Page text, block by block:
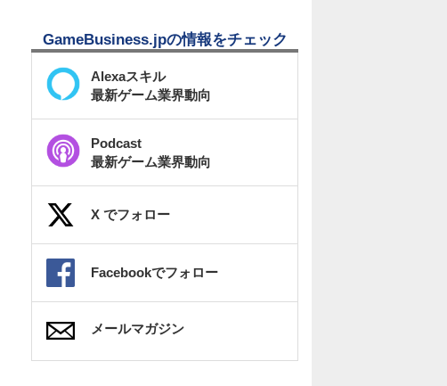
GameBusiness.jpの情報をチェック
Alexaスキル
最新ゲーム業界動向
Podcast
最新ゲーム業界動向
X でフォロー
Facebookでフォロー
メールマガジン